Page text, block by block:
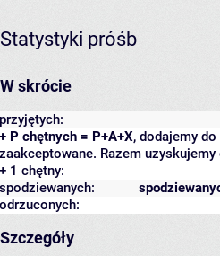
Statystyki próśb
W skrócie
przyjętych:
+ P chętnych = P+A+X, dodajemy
zaakceptowane. Razem
+ 1 chętny:
spodziewanych:
odrzuconych:
Szczegóły